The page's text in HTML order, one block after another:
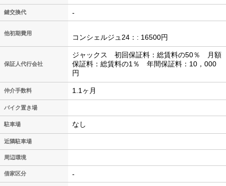
鍵交換代 -
他初期費用 コンシェルジュ24：: 16500円
保証人代行会社
ジャックス 初回保証料：総賃料の50％ 月額
保証料：総賃料の1％ 年間保証料：10，000
円
仲介手数料 1.1ヶ月
バイク置き場
駐車場 なし
近隣駐車場
周辺環境
借家区分 -